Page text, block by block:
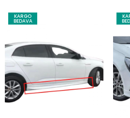
KARGO
BEDAVA